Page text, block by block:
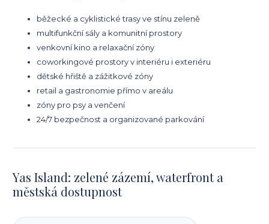
běžecké a cyklistické trasy ve stínu zeleně
multifunkční sály a komunitní prostory
venkovní kino a relaxační zóny
coworkingové prostory v interiéru i exteriéru
dětské hřiště a zážitkové zóny
retail a gastronomie přímo v areálu
zóny pro psy a venčení
24/7 bezpečnost a organizované parkování
Yas Island: zelené zázemí, waterfront a
městská dostupnost